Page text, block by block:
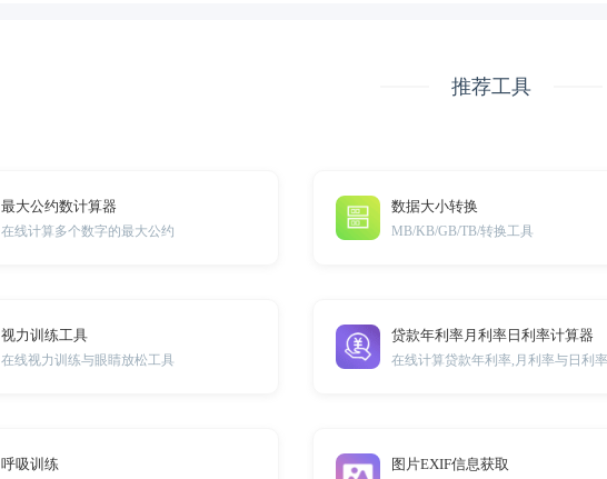
推荐工具
最大公约数计算器
在线计算多个数字的最大公约
数据大小转换
MB/KB/GB/TB/转换工具
视力训练工具
在线视力训练与眼睛放松工具
贷款年利率月利率日利率计算器
在线计算贷款年利率,月利率与日利
呼吸训练 图片EXIF信息获取